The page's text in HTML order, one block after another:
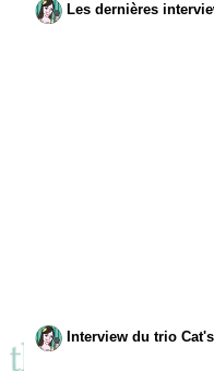
Les dernières
Interview du trio